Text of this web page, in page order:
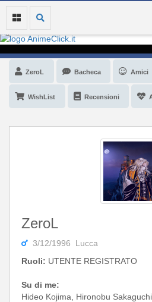
ZeroL Bacheca Amici
WishList Recensioni
ZeroL
3/12/1996 Lucca
Ruoli: UTENTE REGISTRATO
Su di me:
Hideo Kojima, Hironobu